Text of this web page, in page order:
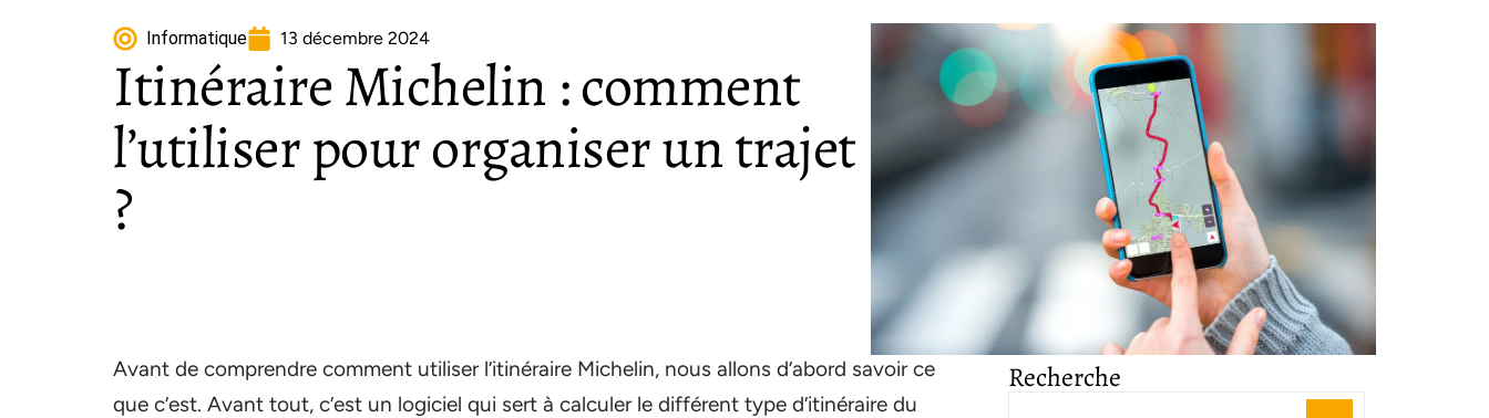
Informatique 13 décembre 2024
Itinéraire Michelin : comment
l’utiliser pour organiser un trajet
?
Avant de comprendre comment utiliser l’itinéraire Michelin, nous allons d’abord savoir ce
que c’est. Avant tout, c’est un logiciel qui sert à calculer le différent type d’itinéraire du
Recherche